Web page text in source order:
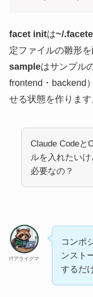
facet initは~/
定ファイルの雛形を
sampleはサンプル
frontend・backend
せる状態を作ります
Claude Codeと
ルを入れたい
必要なの？
ITアライグマ
コンポ
ンスト
するだ